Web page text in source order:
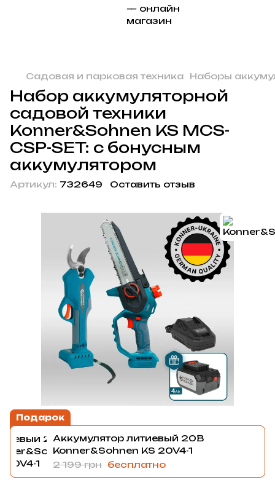
Садовая и парковая техника Наборы
Набор аккумуляторной
садовой техники
Konner&Sohnen KS MCS-
CSP-SET: с бонусным
аккумулятором
Артикул: 732649 Оставить отзыв
Подарок
Аккумулятор литиевый 20В
Konner&Sohnen KS 20V4-1
2 199 грн бесплатно